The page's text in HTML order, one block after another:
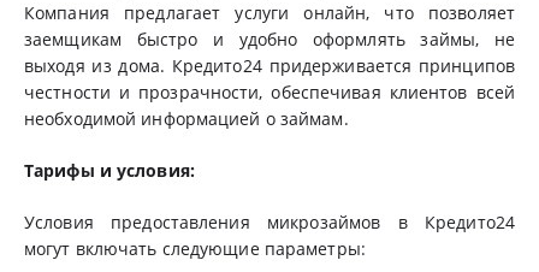
Компания предлагает услуги онлайн, что позволяет
заемщикам быстро и удобно оформлять займы, не
выходя из дома. Кредито24 придерживается принципов
честности и прозрачности, обеспечивая клиентов всей
необходимой информацией о займам.
Тарифы и условия:
Условия предоставления микрозаймов в Кредито24
могут включать следующие параметры: